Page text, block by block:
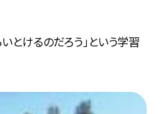
とけるのだろう」という学習